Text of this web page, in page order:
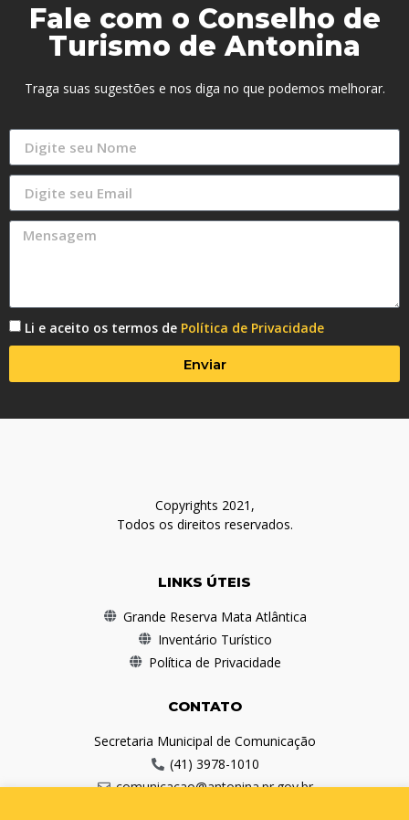
Fale com o Conselho de
Turismo de Antonina
Traga suas sugestões e nos diga no que podemos melhorar.
Li e aceito os termos de Política de Privacidade
Enviar
Copyrights 2021,
Todos os direitos reservados.
LINKS ÚTEIS
Grande Reserva Mata Atlântica
Inventário Turístico
Política de Privacidade
CONTATO
Secretaria Municipal de Comunicação
(41) 3978-1010
comunicacao@antonina.pr.gov.br